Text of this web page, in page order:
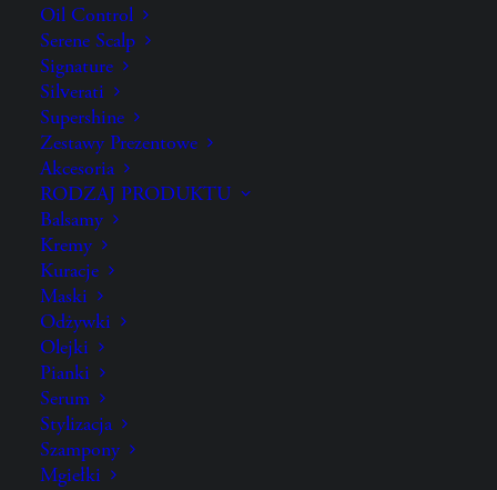
Oil Control
Serene Scalp
Signature
Silverati
Supershine
Zestawy Prezentowe
Akcesoria
RODZAJ PRODUKTU
Balsamy
Kremy
Kuracje
Maski
Odżywki
Olejki
Pianki
Serum
Stylizacja
Szampony
Mgiełki
GOLD LUST,
Restorative Night Crème for hair
150 ml
Regenerujący krem na noc o lekkiej, luksusowej